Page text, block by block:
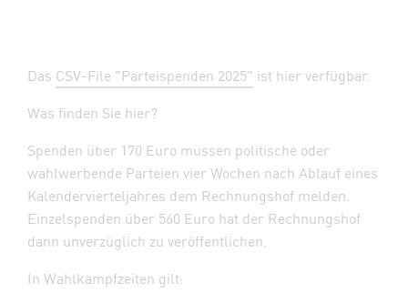
Das CSV-File "Parteispenden 2025" ist hier verfügbar.
Was finden Sie hier?
Spenden über 170 Euro müssen politische oder
wahlwerbende Parteien vier Wochen nach Ablauf eines
Kalendervierteljahres dem Rechnungshof melden.
Einzelspenden über 560 Euro hat der Rechnungshof
dann unverzüglich zu veröffentlichen.
In Wahlkampfzeiten gilt: